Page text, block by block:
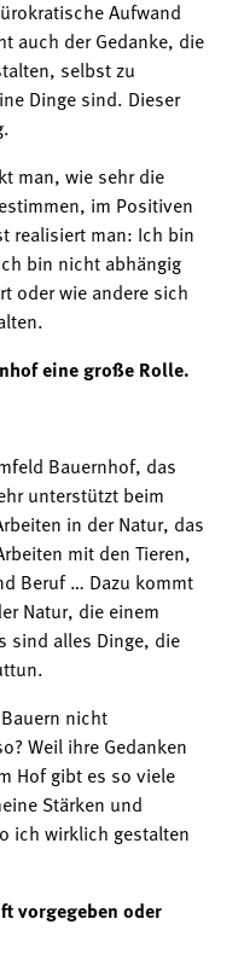
Aufwand
auch der Gedanke, die
selbst zu
Dinge sind. Dieser
man, wie sehr die
im Positiven
realisiert man: Ich bin
bin nicht abhängig
oder wie andere sich
eine große Rolle.
Bauernhof, das
unterstützt beim
in der Natur, das
mit den Tieren,
Beruf … Dazu kommt
Natur, die einem
sind alles Dinge, die
nicht
Weil ihre Gedanken
Hof gibt es so viele
Stärken und
ich wirklich gestalten
vorgegeben oder